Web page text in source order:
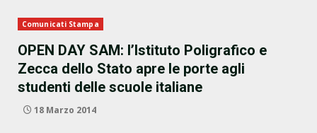
Comunicati Stampa
OPEN DAY SAM: l’Istituto Poligrafico e
Zecca dello Stato apre le porte agli
studenti delle scuole italiane
18 Marzo 2014